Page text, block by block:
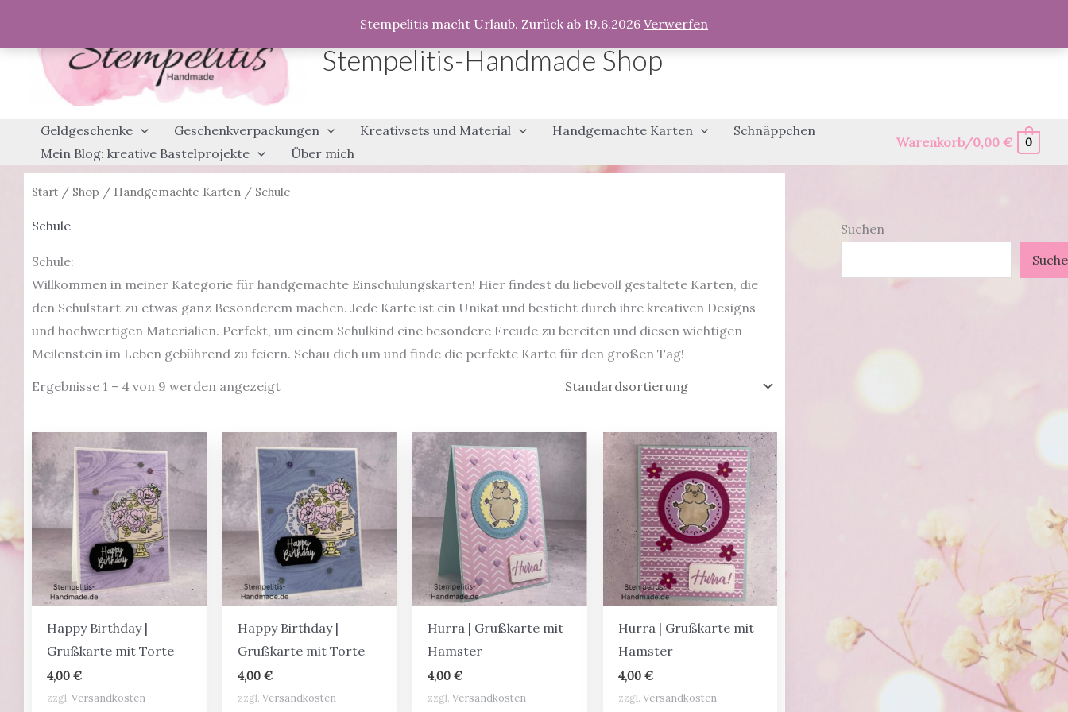
Stempelitis macht Urlaub. Zurück ab 19.6.2026 Verwerfen
springen
Stempelitis-Handmade Shop
Geldgeschenke Geschenkverpackungen Kreativsets und Material Handgemachte Karten
Schnäppchen
Mein Blog: kreative Bastelprojekte
Über mich
Warenkorb/0,00€ 0
Start / Shop / Handgemachte Karten / Schule
Schule
Schule:
Willkommen in meiner Kategorie für handgemachte Einschulungskarten! Hier findest du liebevoll gestaltete Karten, die
den Schulstart zu etwas ganz Besonderem machen. Jede Karte ist ein Unikat und besticht durch ihre kreativen Designs
und hochwertigen Materialien. Perfekt, um einem Schulkind eine besondere Freude zu bereiten und diesen wichtigen
Meilenstein im Leben gebührend zu feiern. Schau dich um und finde die perfekte Karte für den großen Tag!
Ergebnisse 1 – 4 von 9 werden angezeigt
Happy Birthday |
Grußkarte mit Torte
4,00€
zzgl.Versandkosten
Happy Birthday |
Grußkarte mit Torte
4,00 €
zzgl. Versandkosten
Hurra | Grußkarte mit
Hamster
4,00€
zzgl.Versandkosten
Hurra | Grußkarte mit
Hamster
4,00 €
zzgl. Versandkosten
Suchen